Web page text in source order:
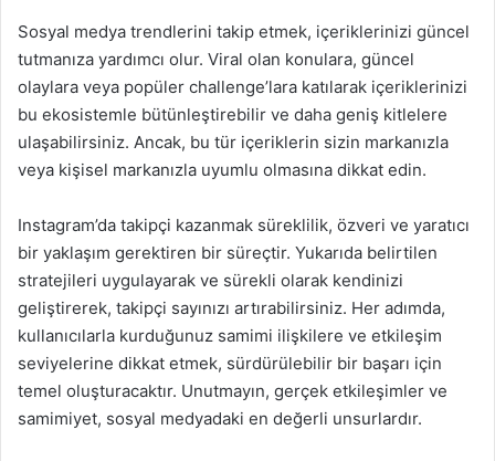
Sosyal medya trendlerini takip etmek, içeriklerinizi güncel
tutmanıza yardımcı olur. Viral olan konulara, güncel
olaylara veya popüler challenge’lara katılarak içeriklerinizi
bu ekosistemle bütünleştirebilir ve daha geniş kitlelere
ulaşabilirsiniz. Ancak, bu tür içeriklerin sizin markanızla
veya kişisel markanızla uyumlu olmasına dikkat edin.
Instagram’da takipçi kazanmak süreklilik, özveri ve yaratıcı
bir yaklaşım gerektiren bir süreçtir. Yukarıda belirtilen
stratejileri uygulayarak ve sürekli olarak kendinizi
geliştirerek, takipçi sayınızı artırabilirsiniz. Her adımda,
kullanıcılarla kurduğunuz samimi ilişkilere ve etkileşim
seviyelerine dikkat etmek, sürdürülebilir bir başarı için
temel oluşturacaktır. Unutmayın, gerçek etkileşimler ve
samimiyet, sosyal medyadaki en değerli unsurlardır.